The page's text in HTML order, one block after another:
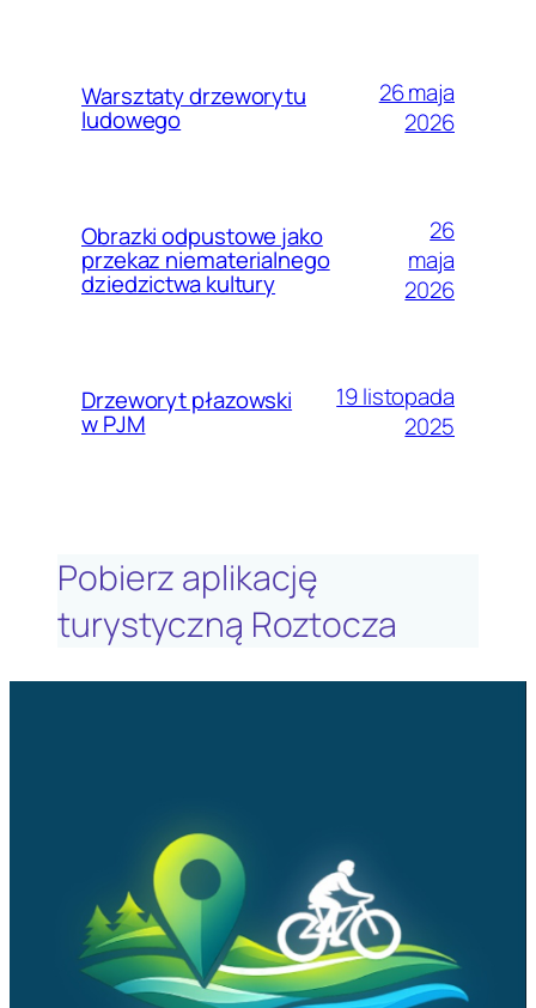
Warsztaty drzeworytu
ludowego
26 maja
2026
Obrazki odpustowe jako
przekaz niematerialnego
dziedzictwa kultury
26
maja
2026
Drzeworyt płazowski
w PJM
19 listopada
2025
Pobierz aplikację
turystyczną Roztocza